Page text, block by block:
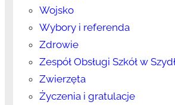
Wojsko
Wybory i referenda
Zdrowie
Zespół Obsługi Szkół w
Zwierzęta
Życzenia i gratulacje